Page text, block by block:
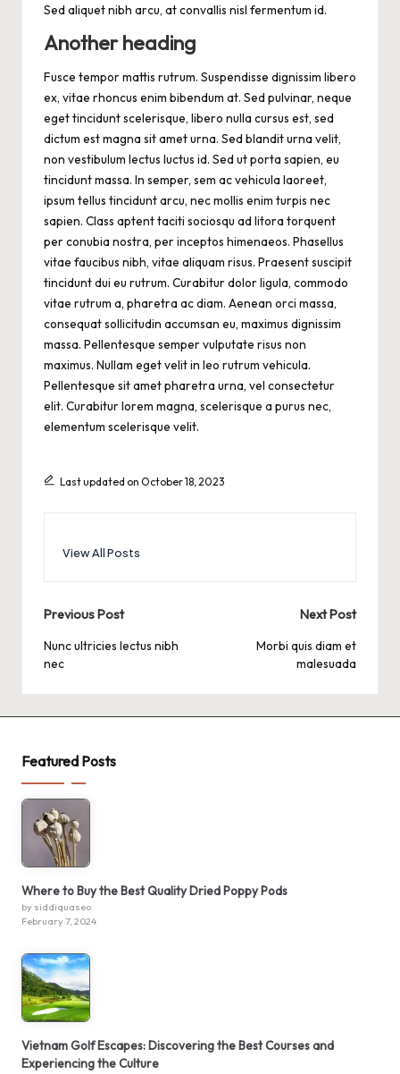
Sed aliquet nibh arcu, at convallis nisl fermentum id.
Another heading
Fusce tempor mattis rutrum. Suspendisse dignissim libero
ex, vitae rhoncus enim bibendum at. Sed pulvinar, neque
eget tincidunt scelerisque, libero nulla cursus est, sed
dictum est magna sit amet urna. Sed blandit urna velit,
non vestibulum lectus luctus id. Sed ut porta sapien, eu
tincidunt massa. In semper, sem ac vehicula laoreet,
ipsum tellus tincidunt arcu, nec mollis enim turpis nec
sapien. Class aptent taciti sociosqu ad litora torquent
per conubia nostra, per inceptos himenaeos. Phasellus
vitae faucibus nibh, vitae aliquam risus. Praesent suscipit
tincidunt dui eu rutrum. Curabitur dolor ligula, commodo
vitae rutrum a, pharetra ac diam. Aenean orci massa,
consequat sollicitudin accumsan eu, maximus dignissim
massa. Pellentesque semper vulputate risus non
maximus. Nullam eget velit in leo rutrum vehicula.
Pellentesque sit amet pharetra urna, vel consectetur
elit. Curabitur lorem magna, scelerisque a purus nec,
elementum scelerisque velit.
Last updated on October 18, 2023
View All Posts
Post
navigation
Previous Post
Nunc ultricies lectus nibh
nec
Next Post
Morbi quis diam et
malesuada
Featured Posts
Where to Buy the Best Quality Dried Poppy Pods
by siddiquaseo
February 7, 2024
Vietnam Golf Escapes: Discovering the Best Courses and
Experiencing the Culture